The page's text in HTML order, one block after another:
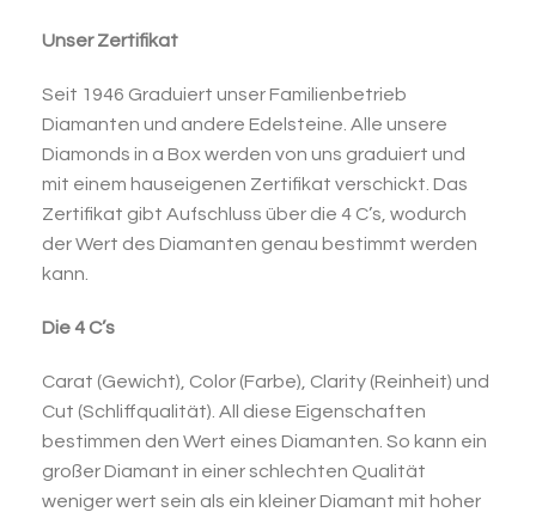
Unser Zertifikat
Seit 1946 Graduiert unser Familienbetrieb
Diamanten und andere Edelsteine. Alle unsere
Diamonds in a Box werden von uns graduiert und
mit einem hauseigenen Zertifikat verschickt. Das
Zertifikat gibt Aufschluss über die 4 C’s, wodurch
der Wert des Diamanten genau bestimmt werden
kann.
Die 4 C’s
Carat (Gewicht), Color (Farbe), Clarity (Reinheit) und
Cut (Schliffqualität). All diese Eigenschaften
bestimmen den Wert eines Diamanten. So kann ein
großer Diamant in einer schlechten Qualität
weniger wert sein als ein kleiner Diamant mit hoher